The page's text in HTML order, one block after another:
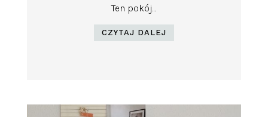
Ten pokój...
CZYTAJ DALEJ